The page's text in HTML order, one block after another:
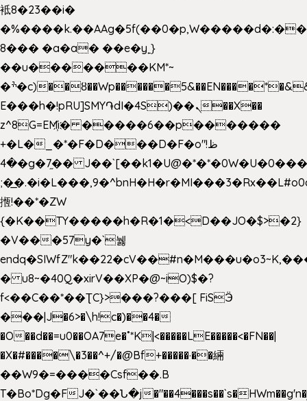
袛8�23��i�
8��� �a�a� ��e�y˿}
��u�������KM*~
�ׯ�c)��ȣ��Wp������5&��EN����*�&&6F��Le��~�P�άv����ui?
E���h�!pRU]SMY֏dI�4S)��ܢ��X��
z^8G=EM҉i� �����6��p�������
+�L�_�*�F�D���D�F�o"ظ!
�4�g�7֦�� J��`[��k1�U@�*�*�0W�U�0����_������äp�)2>�`@n����5DW˃��
揯!��*�ZW
{�K��TY�����h�R�1�<D��JO�$>�2}
�V���57y�`뉋
� u8~�40Q�xirV��XP�@~iO)$�?
f<��C��*��ƮC}>���?���[ FiSӬ
���|J�6>�\h!c�)��4�
�O��d��=u0��OA7e�˚*K|<�����LE�����<�FN��|
�X�#����\�3��^+/�@Bf+�����·��緉
��W9�=����Csf��.B
T�Bo*Dg�FJ�`��Ն�j�"��4���s��`s�HWm��g'n�ږ�Ht�!